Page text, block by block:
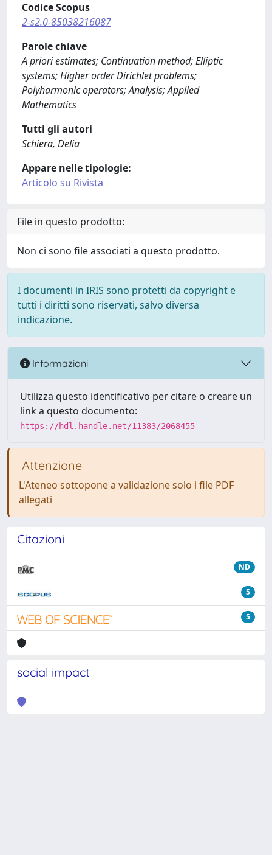
Codice Scopus
2-s2.0-85038216087
Parole chiave
A priori estimates; Continuation method; Elliptic
systems; Higher order Dirichlet problems;
Polyharmonic operators; Analysis; Applied
Mathematics
Tutti gli autori
Schiera, Delia
Appare nelle tipologie:
Articolo su Rivista
File in questo prodotto:
Non ci sono file associati a questo prodotto.
I documenti in IRIS sono protetti da copyright e
tutti i diritti sono riservati, salvo diversa
indicazione.
Informazioni
Utilizza questo identificativo per citare o creare un
link a questo documento:
https://hdl.handle.net/11383/2068455
Attenzione
L'Ateneo sottopone a validazione solo i file PDF
allegati
Citazioni
ND
5
5
social impact